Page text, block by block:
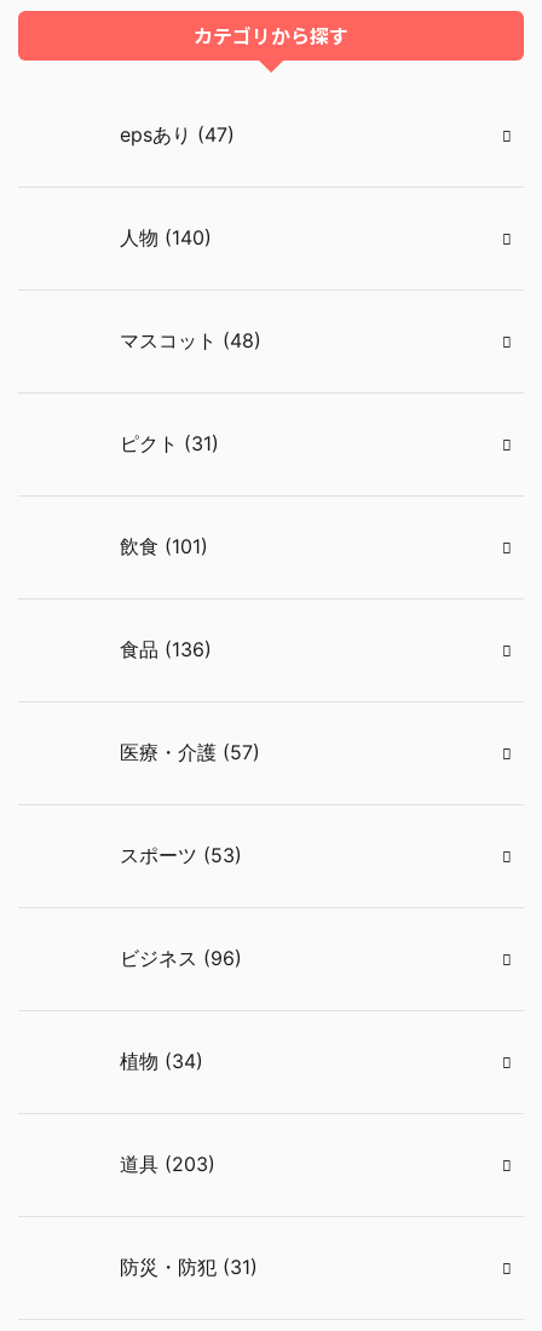
カテゴリから探す
epsあり (47)
人物 (140)
マスコット (48)
ピクト (31)
飲食 (101)
食品 (136)
医療・介護 (57)
スポーツ (53)
ビジネス (96)
植物 (34)
道具 (203)
防災・防犯 (31)